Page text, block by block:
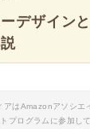
デザイン
はAmazonアソシエ
プログラムに参加し